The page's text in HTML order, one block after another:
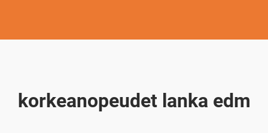
korkeanopeudet lanka edm